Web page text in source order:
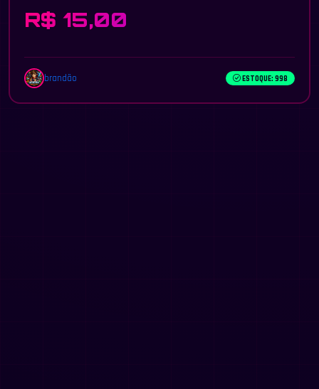
R$ 15,00
brandão ESTOQUE: 998